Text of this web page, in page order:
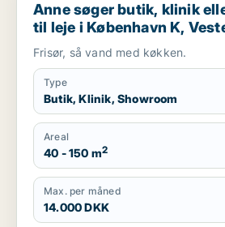
Anne søger butik, klinik
til leje i København K,
Frederiksberg m.fl.
Frisør, så vand med køkken.
Type
Butik, Klinik, Showroom
Areal
40 - 150 m2
Max. per måned
14.000 DKK